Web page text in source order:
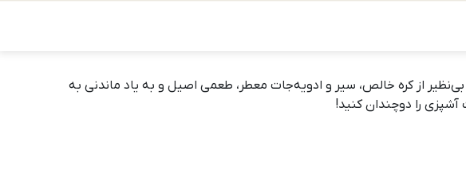
از کره خالص، سیر و ادویه‌جات معطر، طعمی اصیل و به یاد ماندنی به
را دوچندان کنید!